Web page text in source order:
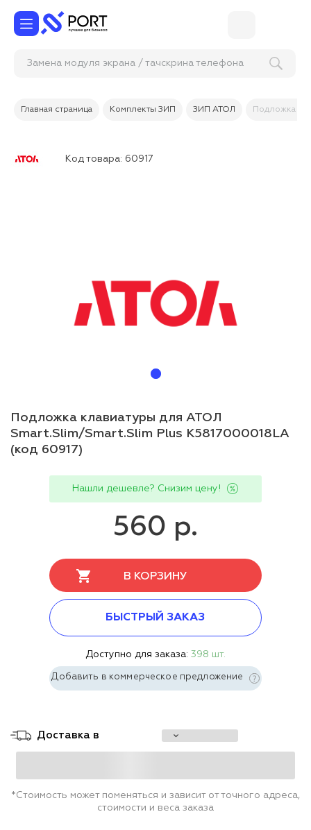
Замена модуля экрана / тачскрина телефона
Главная страница Комплекты ЗИП ЗИП АТОЛ Подложка
Код товара: 60917
Подложка клавиатуры для АТОЛ
Smart.Slim/Smart.Slim Plus K5817000018LA
(код 60917)
Нашли дешевле? Снизим цену!
560 р.
В КОРЗИНУ
БЫСТРЫЙ ЗАКАЗ
Доступно для заказа: 398 шт.
Добавить в коммерческое предложение
Доставка в
*Стоимость может поменяться и зависит от точного адреса,
стоимости и веса заказа